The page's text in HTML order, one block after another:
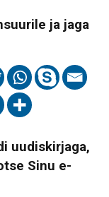
ja jaga
uudiskirjaga,
Sinu e-